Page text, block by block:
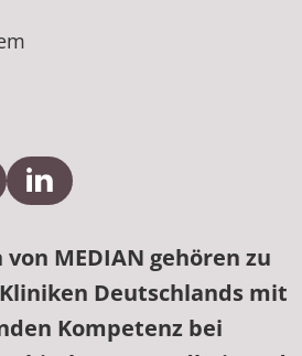
zu Instagram
zu YouTube
Verlinkung zu Facebook
Externe Verlinkung zu
MEDIAN gehören zu
Deutschlands mit
Kompetenz bei